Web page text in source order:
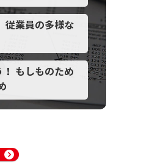
従業員の多様な
もしものため